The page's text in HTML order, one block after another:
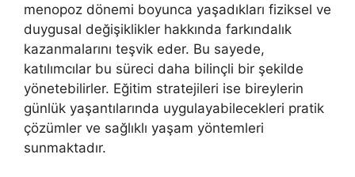
menopoz dönemi boyunca yaşadıkları fiziksel ve
duygusal değişiklikler hakkında farkındalık
kazanmalarını teşvik eder. Bu sayede,
katılımcılar bu süreci daha bilinçli bir şekilde
yönetebilirler. Eğitim stratejileri ise bireylerin
günlük yaşantılarında uygulayabilecekleri pratik
çözümler ve sağlıklı yaşam yöntemleri
sunmaktadır.